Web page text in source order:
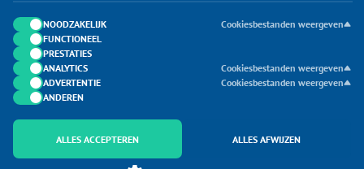
DUIJVELAAR E-COMMERCE
CONTACTEN
NOODZAKELIJK
Cookiesbestanden weergeven
FUNCTIONEEL
PRESTATIES
ANALYTICS
Cookiesbestanden weergeven
ADVERTENTIE
Cookiesbestanden weergeven
ANDEREN
ALLES ACCEPTEREN ALLES AFWIJZEN